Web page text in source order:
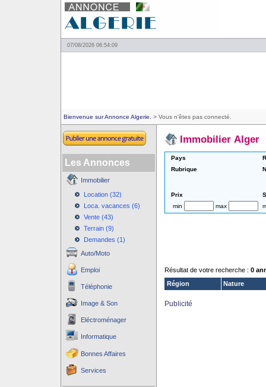
07/08/2026 06:54:09
Bienvenue sur Annonce Algerie. > Vous n'êtes pas connecté.
Les Annonces
Immobilier
Location (32)
Loca. vacances (6)
Vente (43)
Terrain (9)
Demandes (1)
Auto/Moto
Emploi
Téléphonie
Image & Son
Eléctroménager
Informatique
Bonnes Affaires
Services
Immobilier Alger
Pays
Rubrique
Prix
min
max
Résultat de votre recherche : 0
Région
Nature
Publicité